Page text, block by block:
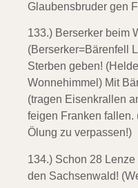
Glaubensbruder gen
133.) Berserker beim
(Berserker=Bärenfell
Sterben geben!
Wonnehimmel) Mit
(tragen Eisenkrallen
feigen Franken fallen.
Ölung zu verpassen!)
134.) Schon 28
den Sachsenwald!